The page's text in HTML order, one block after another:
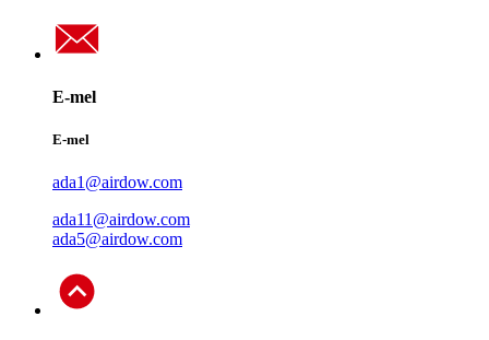
E-mel
E-mel
ada1@airdow.com
ada11@airdow.com
ada5@airdow.com